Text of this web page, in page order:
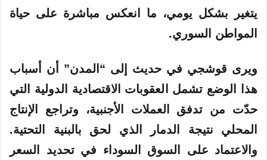
يتغير بشكل يومي، ما انعكس مباشرة على حياة
المواطن السوري.
ويرى قوشجي في حديث إلى “المدن” أن أسباب
هذا الوضع تشمل العقوبات الاقتصادية الدولية التي
حدّت من تدفق العملات الأجنبية، وتراجع الإنتاج
المحلي نتيجة الدمار الذي لحق بالبنية التحتية.
والاعتماد على السوق السوداء في تحديد السعر